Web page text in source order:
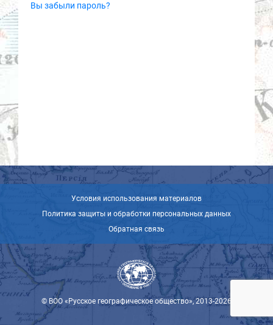
Партнеры
Вы забыли пароль?
Условия использования материалов
Политика защиты и обработки персональных данных
Обратная связь
© ВОО «Русское географическое общество», 2013-2026